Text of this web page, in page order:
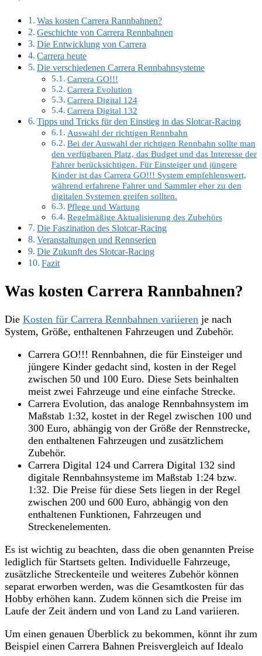
Was kosten Carrera Rannbahnen?
Geschichte von Carrera Rennbahnen
Die Entwicklung von Carrera
Carrera heute
Die verschiedenen Carrera Rennbahnsysteme
Carrera GO!!!
Carrera Evolution
Carrera Digital 124
Carrera Digital 132
Tipps und Tricks für den Einstieg in das Slotcar-Racing
Auswahl der richtigen Rennbahn
Bei der Auswahl der richtigen Rennbahn sollte man
den verfügbaren Platz, das Budget und das Interesse der
Fahrer berücksichtigen. Für Einsteiger und jüngere
Kinder ist das Carrera GO!!! System empfehlenswert,
während erfahrene Fahrer und Sammler eher zu den
digitalen Systemen greifen sollten.
Pflege und Wartung
Regelmäßige Aktualisierung des Zubehörs
Die Faszination des Slotcar-Racing
Veranstaltungen und Rennserien
Die Zukunft des Slotcar-Racing
Fazit
Was kosten Carrera Rannbahnen?
Die Kosten für Carrera Rennbahnen variieren je nach
System, Größe, enthaltenen Fahrzeugen und Zubehör.
Carrera GO!!! Rennbahnen, die für Einsteiger und
jüngere Kinder gedacht sind, kosten in der Regel
zwischen 50 und 100 Euro. Diese Sets beinhalten
meist zwei Fahrzeuge und eine einfache Strecke.
Carrera Evolution, das analoge Rennbahnsystem im
Maßstab 1:32, kostet in der Regel zwischen 100 und
300 Euro, abhängig von der Größe der Rennstrecke,
den enthaltenen Fahrzeugen und zusätzlichem
Zubehör.
Carrera Digital 124 und Carrera Digital 132 sind
digitale Rennbahnsysteme im Maßstab 1:24 bzw.
1:32. Die Preise für diese Sets liegen in der Regel
zwischen 200 und 600 Euro, abhängig von den
enthaltenen Funktionen, Fahrzeugen und
Streckenelementen.
Es ist wichtig zu beachten, dass die oben genannten Preise
lediglich für Startsets gelten. Individuelle Fahrzeuge,
zusätzliche Streckenteile und weiteres Zubehör können
separat erworben werden, was die Gesamtkosten für das
Hobby erhöhen kann. Zudem können sich die Preise im
Laufe der Zeit ändern und von Land zu Land variieren.
Um einen genauen Überblick zu bekommen, könnt ihr zum
Beispiel einen Carrera Bahnen Preisvergleich auf Idealo